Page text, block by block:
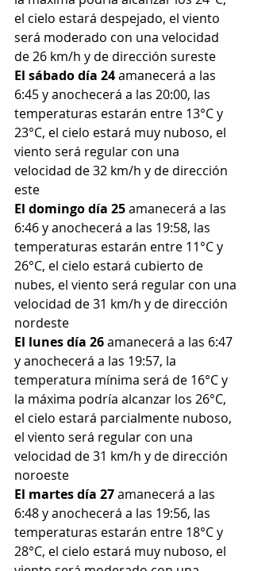
el cielo estará despejado, el viento
será moderado con una velocidad
de 26 km/h y de dirección sureste
El sábado día 24 amanecerá a las
6:45 y anochecerá a las 20:00, las
temperaturas estarán entre 13°C y
23°C, el cielo estará muy nuboso, el
viento será regular con una
velocidad de 32 km/h y de dirección
este
El domingo día 25 amanecerá a las
6:46 y anochecerá a las 19:58, las
temperaturas estarán entre 11°C y
26°C, el cielo estará cubierto de
nubes, el viento será regular con una
velocidad de 31 km/h y de dirección
nordeste
El lunes día 26 amanecerá a las 6:47
y anochecerá a las 19:57, la
temperatura mínima será de 16°C y
la máxima podría alcanzar los 26°C,
el cielo estará parcialmente nuboso,
el viento será regular con una
velocidad de 31 km/h y de dirección
noroeste
El martes día 27 amanecerá a las
6:48 y anochecerá a las 19:56, las
temperaturas estarán entre 18°C y
28°C, el cielo estará muy nuboso, el